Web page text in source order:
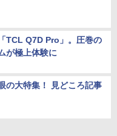
TCL Q7D Pro」。圧巻の
が極上体験に
の大特集！ 見どころ記事